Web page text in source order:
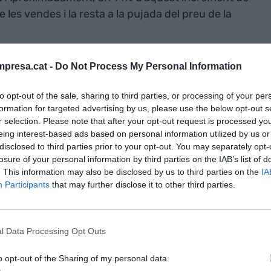
- Do Not Process My Personal Information
opt-out of the sale, sharing to third parties, or processing of your
for targeted advertising by us, please use the below opt-out
selection. Please note that after your opt-out request is processed
interest-based ads based on personal information utilized by us
to third parties prior to your opt-out. You may separately
of your personal information by third parties on the IAB’s list of
This information may also be disclosed by us to third parties on the
Participants that may further disclose it to other third parties.
Data Processing Opt Outs
opt-out of the Sharing of my personal data.
vendes i la resta a la pujada del preu de la
passat en els 3,88 milions d’euros, molt per
pèrdues de 2,89 milions del 2019. I d’un any
totals van passar de 209 a 242 milions d’euros i
El ROE es va triplicar del 2% al 6% i l’Ebitda va
a llarg termini va passar de dels 69,6
a curt es va reduir a la meitat fins els
anys
vendes a